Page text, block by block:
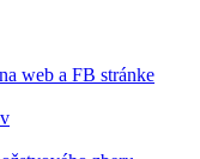
web a FB stránke